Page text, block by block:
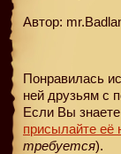
Автор:
Понравилась
ней друзьям с
Если Вы
присылайте её
требуется).